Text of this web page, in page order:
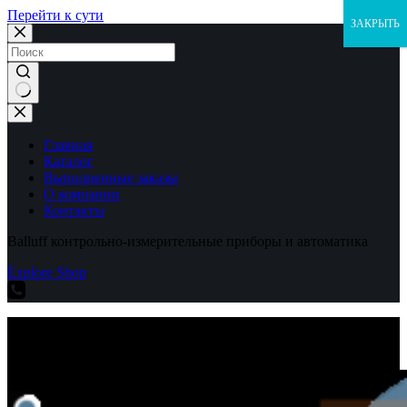
Перейти к сути
Ничего
не
найденоГлавная
Каталог
Выполненные заказы
О компании
Контакты
Balluff контрольно-измерительные приборы и автоматика
Explore Shop
ЗАКРЫТЬ